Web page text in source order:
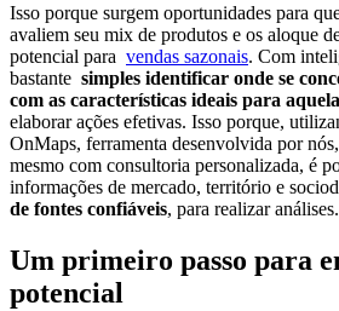
Isso porque surgem oportunidades para
avaliem seu mix de produtos e os aloque
potencial para vendas sazonais. Com
bastante simples identificar onde se
com as características ideais para
elaborar ações efetivas. Isso porque,
OnMaps, ferramenta desenvolvida por
mesmo com consultoria personalizada, é
informações de mercado, território e
de fontes confiáveis, para realizar análises.
Um primeiro passo para
potencial